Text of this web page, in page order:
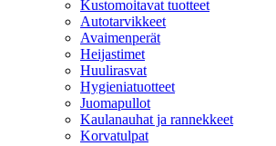
Kustomoitavat tuotteet
Autotarvikkeet
Avaimenperät
Heijastimet
Huulirasvat
Hygieniatuotteet
Juomapullot
Kaulanauhat ja rannekkeet
Korvatulpat